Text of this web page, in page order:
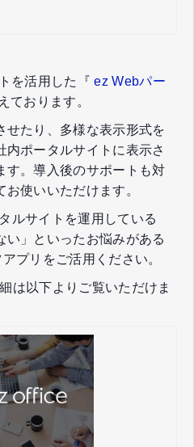
を活用した『ez Webパー
ております。
せたり、多様な表示形式を
ポータルサイトに表示さ
す。導入後のサポートも対
使いいただけます。
ルサイトを運用している
い」といったお悩みがある
プリをご活用ください。
は以下よりご覧いただけま